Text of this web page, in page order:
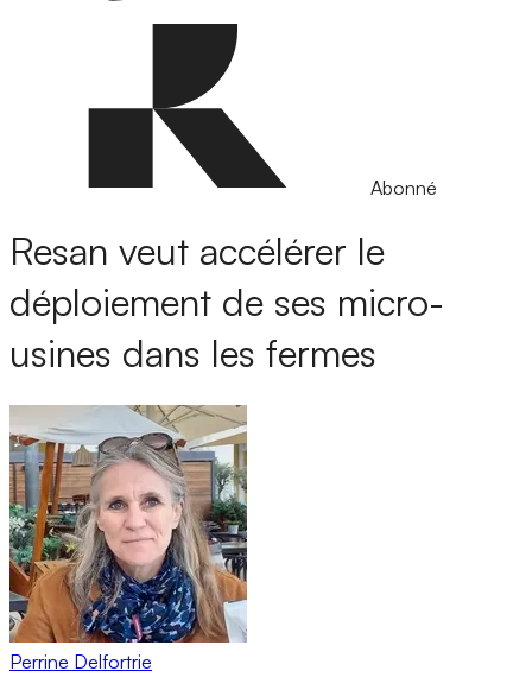
Abonné
Resan veut accélérer le
déploiement de ses micro-
usines dans les fermes
Perrine Delfortrie